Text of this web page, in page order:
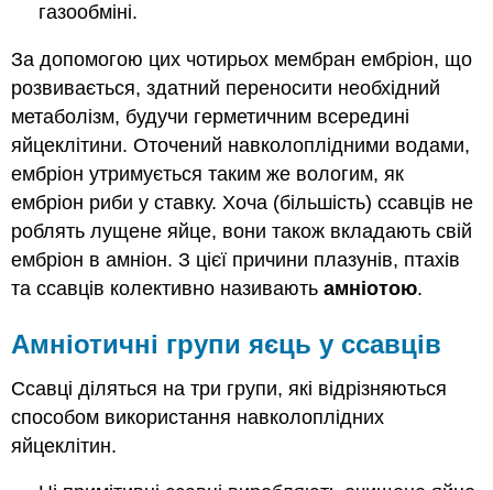
газообміні.
За допомогою цих чотирьох мембран ембріон, що
розвивається, здатний переносити необхідний
метаболізм, будучи герметичним всередині
яйцеклітини. Оточений навколоплідними водами,
ембріон утримується таким же вологим, як
ембріон риби у ставку. Хоча (більшість) ссавців не
роблять лущене яйце, вони також вкладають свій
ембріон в амніон. З цієї причини плазунів, птахів
та ссавців колективно називаютьамніотою.
Амніотичні групи яєць у ссавців
Ссавці діляться на три групи, які відрізняються
способом використання навколоплідних
яйцеклітин.